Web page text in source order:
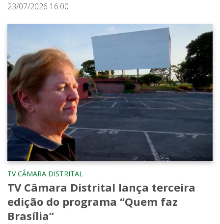
23/07/2026 16:00
TV CÂMARA DISTRITAL
TV Câmara Distrital lança terceira
edição do programa “Quem faz
Brasília”